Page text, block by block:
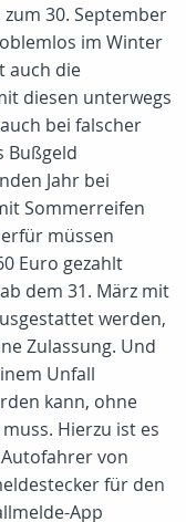
30. September
im Winter
auch die
diesen unterwegs
bei falscher
Bußgeld
Jahr bei
Sommerreifen
müssen
Euro gezahlt
dem 31. März mit
werden,
Zulassung. Und
Unfall
kann, ohne
Hierzu ist es
von
für den
App